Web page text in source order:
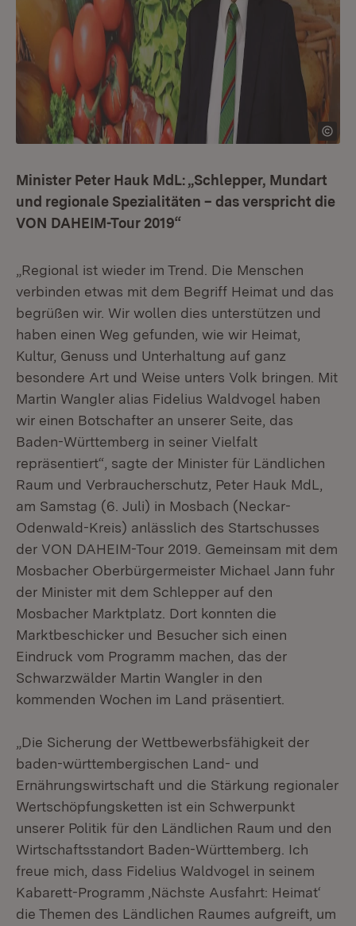
Minister Peter Hauk MdL: „Schlepper, Mundart
und regionale Spezialitäten – das verspricht die
VON DAHEIM-Tour 2019“
„Regional ist wieder im Trend. Die Menschen
verbinden etwas mit dem Begriff Heimat und das
begrüßen wir. Wir wollen dies unterstützen und
haben einen Weg gefunden, wie wir Heimat,
Kultur, Genuss und Unterhaltung auf ganz
besondere Art und Weise unters Volk bringen. Mit
Martin Wangler alias Fidelius Waldvogel haben
wir einen Botschafter an unserer Seite, das
Baden-Württemberg in seiner Vielfalt
repräsentiert“, sagte der Minister für Ländlichen
Raum und Verbraucherschutz, Peter Hauk MdL,
am Samstag (6. Juli) in Mosbach (Neckar-
Odenwald-Kreis) anlässlich des Startschusses
der VON DAHEIM-Tour 2019. Gemeinsam mit dem
Mosbacher Oberbürgermeister Michael Jann fuhr
der Minister mit dem Schlepper auf den
Mosbacher Marktplatz. Dort konnten die
Marktbeschicker und Besucher sich einen
Eindruck vom Programm machen, das der
Schwarzwälder Martin Wangler in den
kommenden Wochen im Land präsentiert.
„Die Sicherung der Wettbewerbsfähigkeit der
baden-württembergischen Land- und
Ernährungswirtschaft und die Stärkung regionaler
Wertschöpfungsketten ist ein Schwerpunkt
unserer Politik für den Ländlichen Raum und den
Wirtschaftsstandort Baden-Württemberg. Ich
freue mich, dass Fidelius Waldvogel in seinem
Kabarett-Programm ‚Nächste Ausfahrt: Heimat‘
die Themen des Ländlichen Raumes aufgreift, um